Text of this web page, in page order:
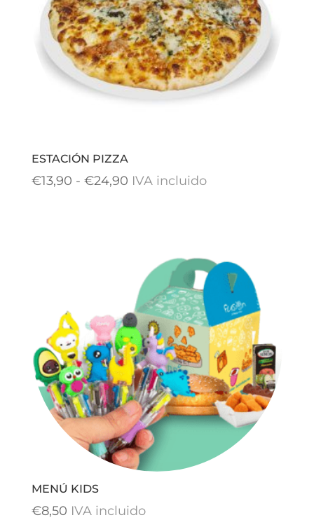
ESTACIÓN PIZZA
€13,90 - €24,90Rango
€13,90
hasta
€24,90
IVA incluido
MENÚ KIDS
€8,50 IVA incluido